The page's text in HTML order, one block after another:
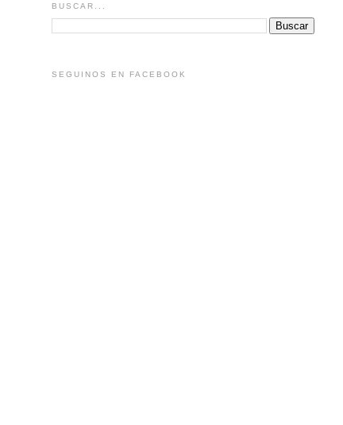
BUSCAR...
SEGUINOS EN FACEBOOK